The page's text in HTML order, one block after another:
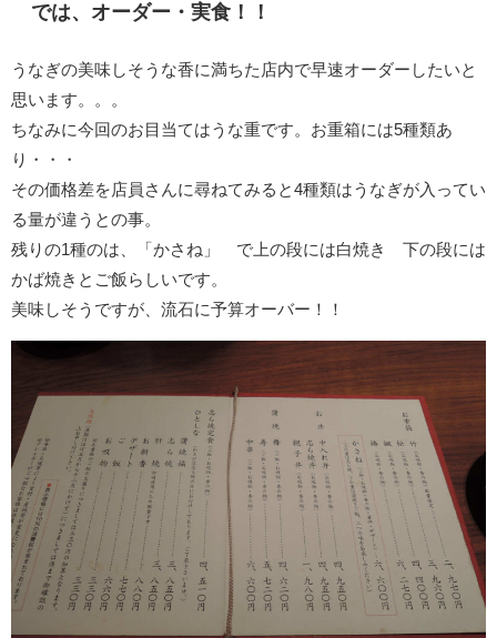
では、オーダー・実食！！
うなぎの美味しそうな香に満ちた店内で早速オーダーしたいと
思います。。。
ちなみに今回のお目当てはうな重です。お重箱には5種類あ
り・・・
その価格差を店員さんに尋ねてみると4種類はうなぎが入ってい
る量が違うとの事。
残りの1種のは、「かさね」 で上の段には白焼き 下の段には
かば焼きとご飯らしいです。
美味しそうですが、流石に予算オーバー！！